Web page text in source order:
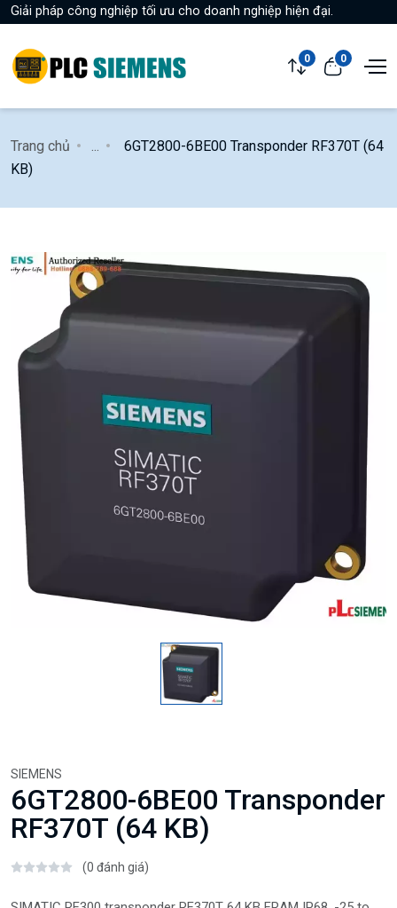
Giải pháp công nghiệp tối ưu cho doanh nghiệp hiện đại.
0 0
Trang chủ
6GT2800-6BE00 Transponder RF370T (64
KB)
SIEMENS
6GT2800-6BE00 Transponder
RF370T (64 KB)
(0 đánh giá)